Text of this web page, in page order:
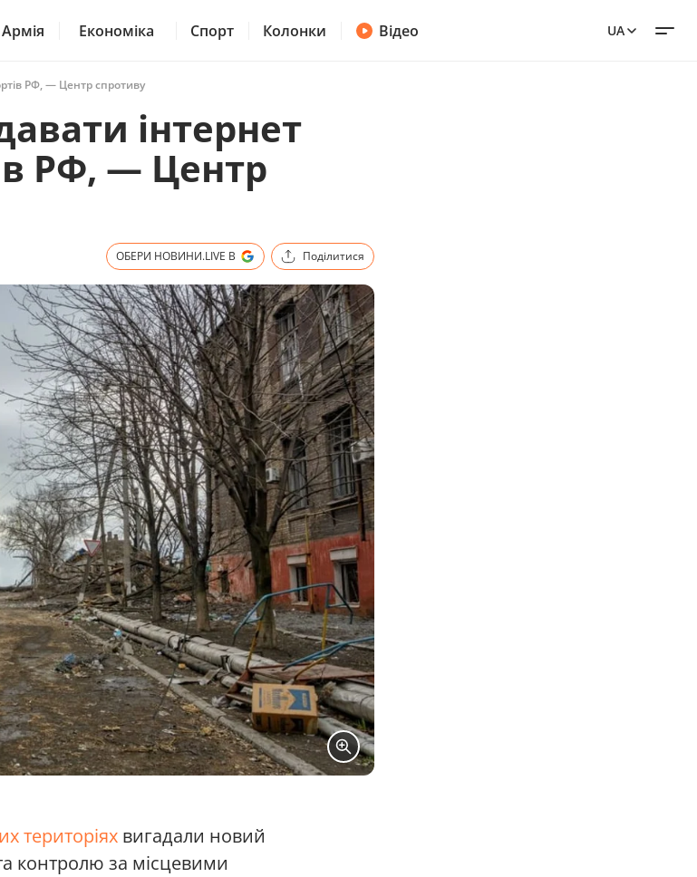
Армія Економіка Спорт Колонки Відео UA
РФ, — Центр спротиву
інтернет
РФ, — Центр
ОБЕРИ НОВИНИ.LIVE В Поділитися
територіях вигадали новий
контролю за місцевими